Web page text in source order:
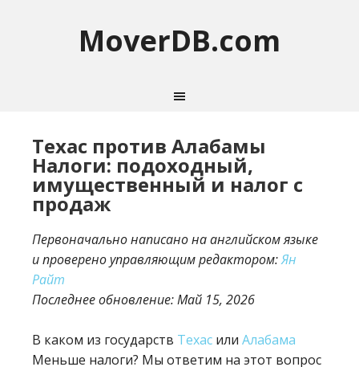
MoverDB.com
Техас против Алабамы
Налоги: подоходный,
имущественный и налог с
продаж
Первоначально написано на английском языке
и проверено управляющим редактором:Ян
Райт
Последнее обновление:Май 15, 2026
В каком из государств Техас или Алабама
Меньше налоги? Мы ответим на этот вопрос